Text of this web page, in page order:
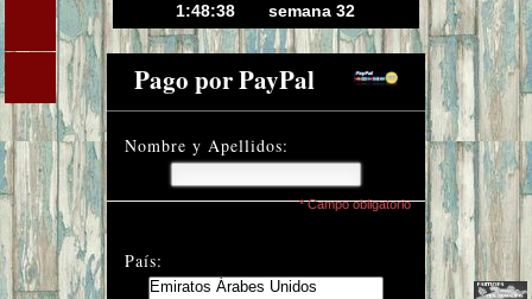
1:48:38 semana 32
Pago por PayPal
Nombre y Apellidos:
* Campo obligatorio
País: